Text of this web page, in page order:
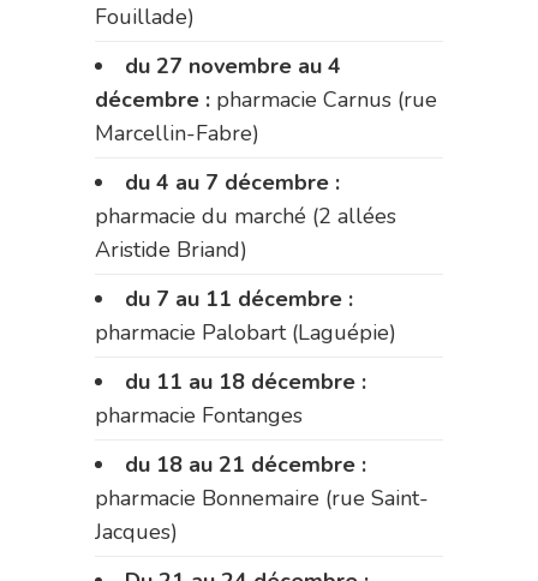
Fouillade)
du 27 novembre au 4
décembre : pharmacie Carnus (rue
Marcellin-Fabre)
du 4 au 7 décembre :
pharmacie du marché (2 allées
Aristide Briand)
du 7 au 11 décembre :
pharmacie Palobart (Laguépie)
du 11 au 18 décembre :
pharmacie Fontanges
du 18 au 21 décembre :
pharmacie Bonnemaire (rue Saint-
Jacques)